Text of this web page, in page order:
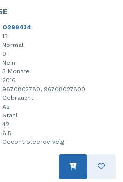
O299434
15
Normal
0
Nein
3 Monate
2016
9670802780, 96708027800
Gebraucht
A2
Stahl
42
6.5
Gecontroleerde velg.